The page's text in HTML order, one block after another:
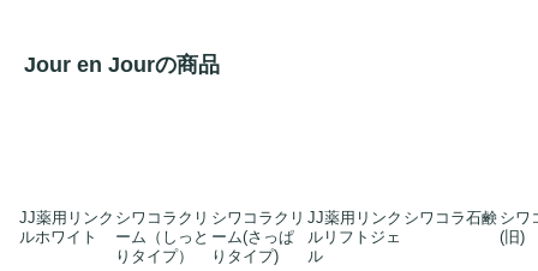
Jour en Jourの商品
JJ薬用リンク
ルホワイト
シワコラクリ
ーム（しっと
りタイプ）
シワコラクリ
ーム(さっぱ
りタイプ)
JJ薬用リンク
ルリフトジェ
ル
シワコラ石鹸 シワ
(旧)